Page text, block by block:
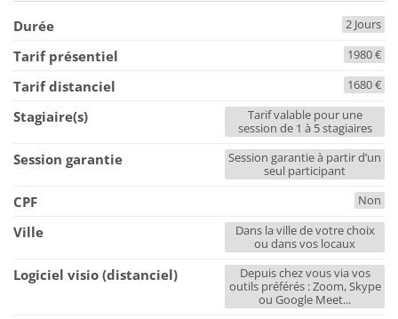
Durée 2 Jours
Tarif présentiel 1980 €
Tarif distanciel 1680 €
Stagiaire(s)
Tarif valable pour une
session de 1 à 5 stagiaires
Session garantie
Session garantie à partir d’un
seul participant
CPF Non
Ville
Dans la ville de votre choix
ou dans vos locaux
Logiciel visio (distanciel)
Depuis chez vous via vos
outils préférés : Zoom, Skype
ou Google Meet...